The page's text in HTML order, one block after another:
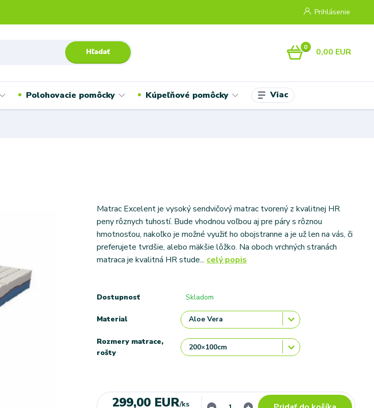
Prihlásenie
Hľadať 0 0,00 EUR
Polohovacie pomôcky Kúpeľňové pomôcky Viac
Matrac Excelent je vysoký sendvičový matrac tvorený z kvalitnej HR
peny rôznych tuhostí. Bude vhodnou voľbou aj pre páry s rôznou
hmotnosťou, nakoľko je možné využiť ho obojstranne a je už len na vás, či
preferujete tvrdšie, alebo mäkšie lôžko. Na oboch vrchných stranách
matraca je kvalitná HR stude... celý popis
Dostupnosť Skladom
Material
Rozmery matrace,
rošty
299,00 EUR/ks